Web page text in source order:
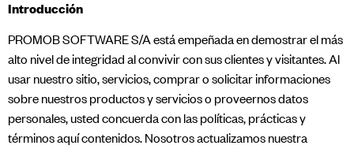
Introducción
PROMOB SOFTWARE S/A está empeñada en demostrar el más
alto nivel de integridad al convivir con sus clientes y visitantes. Al
usar nuestro sitio, servicios, comprar o solicitar informaciones
sobre nuestros productos y servicios o proveernos datos
personales, usted concuerda con las políticas, prácticas y
términos aquí contenidos. Nosotros actualizamos nuestra